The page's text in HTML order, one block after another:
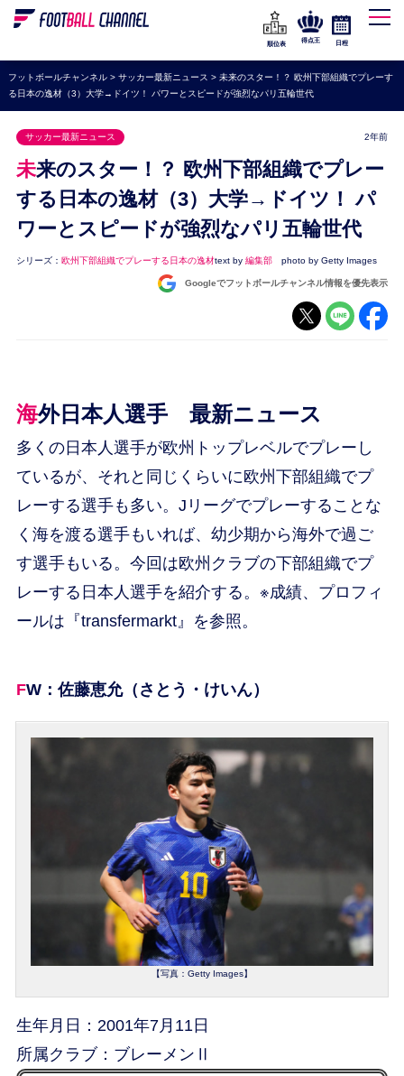
WEリーグ
海外サッカー
プレミアリーグ
ラ・リーガ
セリエA
ブンデスリーガ
UEFA
ナショナルチーム
順位表
得点王 日程
フットボールチャンネル> サッカー最新ニュース > 未来のスター！？ 欧州下部組織でプレーす
る日本の逸材（3）大学→ドイツ！ パワーとスピードが強烈なパリ五輪世代
サッカー最新ニュース 2年前
未来のスター！？ 欧州下部組織でプレー
する日本の逸材（3）大学→ドイツ！ パ
ワーとスピードが強烈なパリ五輪世代
シリーズ： 欧州下部組織でプレーする日本の逸材text by 編集部 photo by Getty Images
Googleでフットボールチャンネル情報を優先表示
海外日本人選手 最新ニュース
多くの日本人選手が欧州トップレベルでプレーし
ているが、それと同じくらいに欧州下部組織でプ
レーする選手も多い。Jリーグでプレーすることな
く海を渡る選手もいれば、幼少期から海外で過ご
す選手もいる。今回は欧州クラブの下部組織でプ
レーする日本人選手を紹介する。※成績、プロフィ
ールは『transfermarkt』を参照。
FW：佐藤恵允（さとう・けいん）
【写真：Getty Images】
生年月日：2001年7月11日
所属クラブ：ブレーメンⅡ